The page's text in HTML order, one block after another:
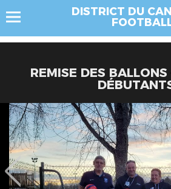
DISTRICT DU
REMISE DES